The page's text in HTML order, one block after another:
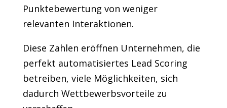
Punktebewertung von weniger
relevanten Interaktionen.
Diese Zahlen eröffnen Unternehmen, die
perfekt automatisiertes Lead Scoring
betreiben, viele Möglichkeiten, sich
dadurch Wettbewerbsvorteile zu